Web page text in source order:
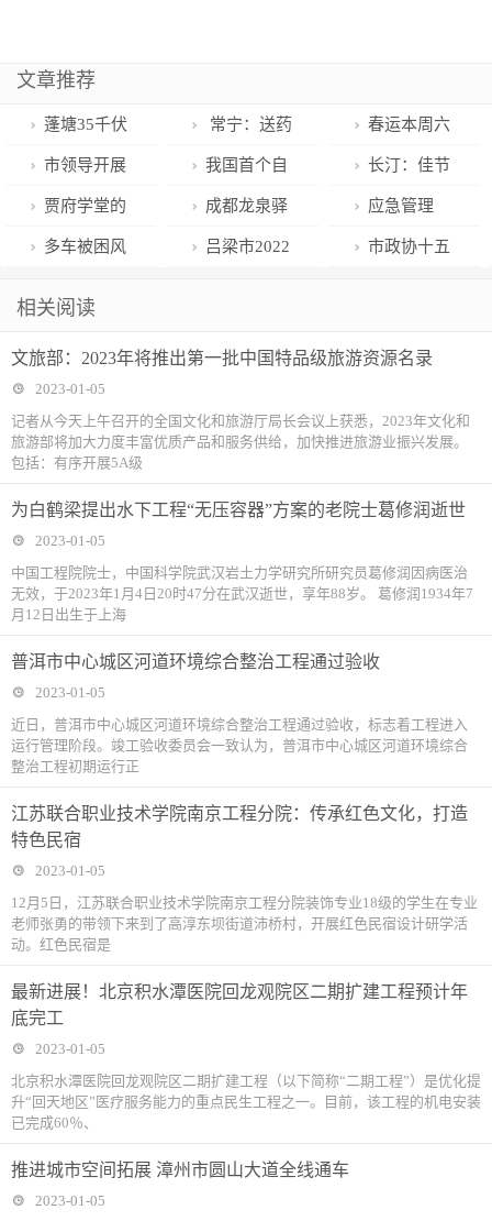
文章推荐
蓬塘35千伏
输变电工程投
产送电 服务乡
村振兴再发力
常宁：送药
小分队上门服
务 守护群众生
命健康
春运本周六
启幕 回程返程
高峰期杭州地
铁运营时间将
市领导开展
文化娱乐场所
安全生产检查
我国首个自
主知识产权生
猪品种在川诞
长汀：佳节
慰问送关怀，
尊崇关爱暖人
贾府学堂的
背后，藏着不
成都龙泉驿
区举行绿色低
“双碳”目标
应急管理
部：去年生产
死亡人数下降
多车被困风 吕梁市2022
位列全省第一
市政协十五
会议 选举杜新
政协主席 王万
相关阅读
文旅部：2023年将推出第一批中国特品级旅游资源名录
2023-01-05
记者从今天上午召开的全国文化和旅游厅局长会议上获悉，2023年文化和
旅游部将加大力度丰富优质产品和服务供给，加快推进旅游业振兴发展。
包括：有序开展5A级
为白鹤梁提出水下工程“无压容器”方案的老院士葛修润逝世
2023-01-05
中国工程院院士，中国科学院武汉岩土力学研究所研究员葛修润因病医治
无效，于2023年1月4日20时47分在武汉逝世，享年88岁。 葛修润1934年7
月12日出生于上海
普洱市中心城区河道环境综合整治工程通过验收
2023-01-05
近日，普洱市中心城区河道环境综合整治工程通过验收，标志着工程进入
运行管理阶段。竣工验收委员会一致认为，普洱市中心城区河道环境综合
整治工程初期运行正
江苏联合职业技术学院南京工程分院：传承红色文化，打造
特色民宿
2023-01-05
12月5日，江苏联合职业技术学院南京工程分院装饰专业18级的学生在专业
老师张勇的带领下来到了高淳东坝街道沛桥村，开展红色民宿设计研学活
动。红色民宿是
最新进展！北京积水潭医院回龙观院区二期扩建工程预计年
底完工
2023-01-05
北京积水潭医院回龙观院区二期扩建工程（以下简称“二期工程”）是优化提
升“回天地区”医疗服务能力的重点民生工程之一。目前，该工程的机电安装
已完成60％、
推进城市空间拓展 漳州市圆山大道全线通车
2023-01-05